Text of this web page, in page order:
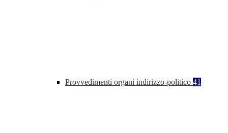
Provvedimenti organi indirizzo-politico 41